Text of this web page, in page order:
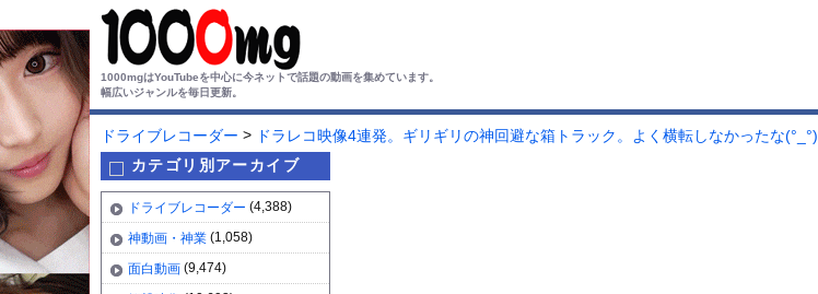
1000mgはYouTubeを中心に今ネットで話題の動画を集めています。
幅広いジャンルを毎日更新。
ドライブレコーダー > ドラレコ映像4連発。ギリギリの神回避な箱トラック。よく横転しなかったな(°_°)
カテゴリ別アーカイブ
ドライブレコーダー (4,388)
神動画・神業 (1,058)
面白動画 (9,474)